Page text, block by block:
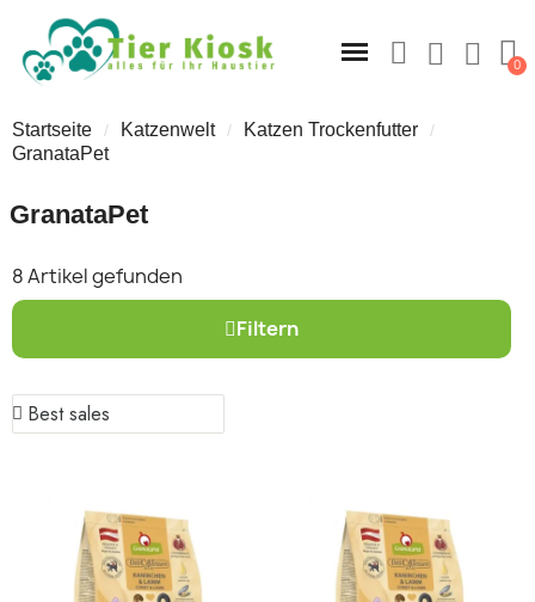
Startseite Katzenwelt
Katzen Trockenfutter
GranataPet
GranataPet
8 Artikel gefunden
Filtern